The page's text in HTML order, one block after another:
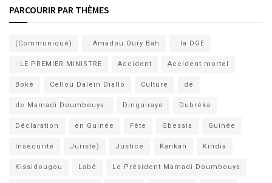
PARCOURIR PAR THÈMES
(Communiqué) : Amadou Oury Bah : la DGE
: LE PREMIER MINISTRE Accident Accident mortel
Boké Cellou Dalein Diallo Culture de
de Mamadi Doumbouya. Dinguiraye Dubréka
Déclaration en Guinée Fête Gbessia Guinée
Insécurité Juriste) Justice Kankan Kindia
Kissidougou Labé Le Président Mamadi Doumbouya